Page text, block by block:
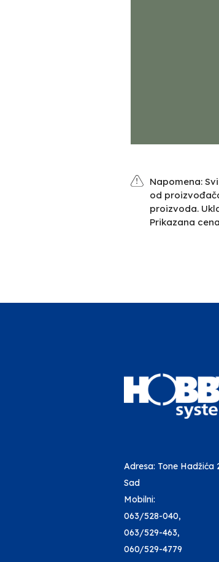
Napomena:
od
proizvoda.
Prikazana
Adresa: Tone Hadžića
Sad
Mobilni:
063/528-040,
063/529-463,
060/529-4779